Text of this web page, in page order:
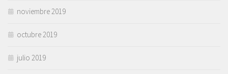
noviembre 2019
octubre 2019
julio 2019